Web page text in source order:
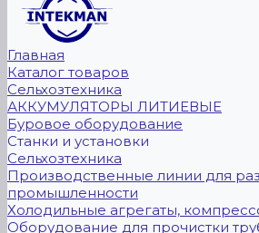
Главная
Каталог товаров
Сельхозтехника
АККУМУЛЯТОРЫ ЛИТИЕВЫЕ
Буровое оборудование
Станки и установки
Сельхозтехника
Производственные линии для
промышленности
Холодильные агрегаты,
Оборудование для прочистки